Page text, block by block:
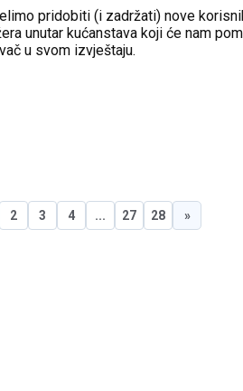
pridobiti (i zadržati) nove
unutar kućanstava koji će nam
u svom izvještaju.
2 3 4 ... 27 28 »